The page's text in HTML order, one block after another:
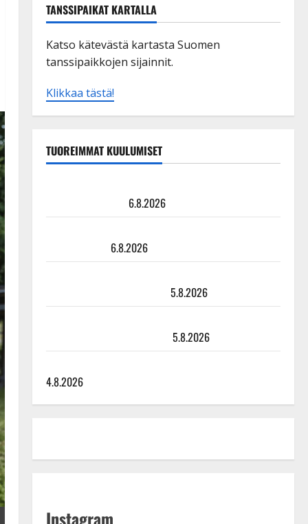
TANSSIPAIKAT KARTALLA
Katso kätevästä kartasta Suomen
tanssipaikkojen sijainnit.
Klikkaa tästä!
TUOREIMMAT KUULUMISET
6.8.2026
6.8.2026
5.8.2026
5.8.2026
4.8.2026
Instagram